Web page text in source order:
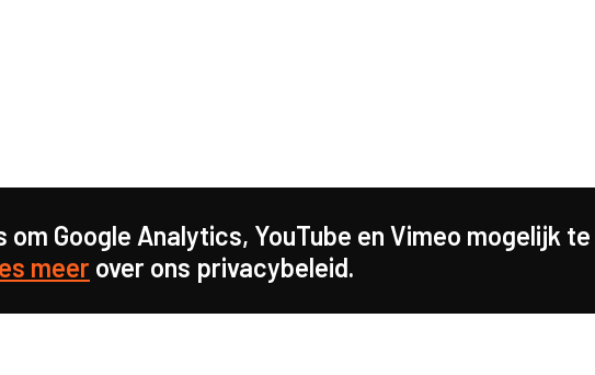
Google Analytics, YouTube en Vimeo mogelijk te
meer over ons privacybeleid.